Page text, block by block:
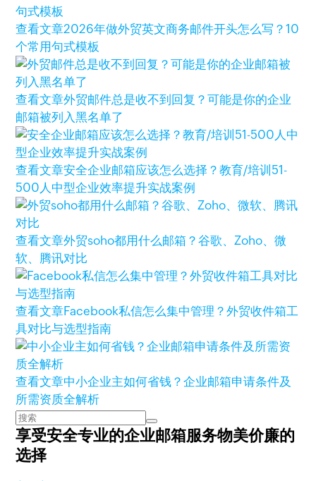
查看文章2026年做外贸英文商务邮件开头怎么写？10
个常用句式模板
查看文章外贸邮件总是收不到回复？可能是你的企业
邮箱被列入黑名单了
查看文章安全企业邮箱应该怎么选择？教育/培训51-
500人中型企业效率提升实战案例
查看文章外贸soho都用什么邮箱？谷歌、Zoho、微
软、腾讯对比
查看文章Facebook私信怎么集中管理？外贸收件箱工
具对比与选型指南
查看文章中小企业主如何省钱？企业邮箱申请条件及
所需资质全解析
享受安全专业的企业邮箱服务物美价廉的
选择